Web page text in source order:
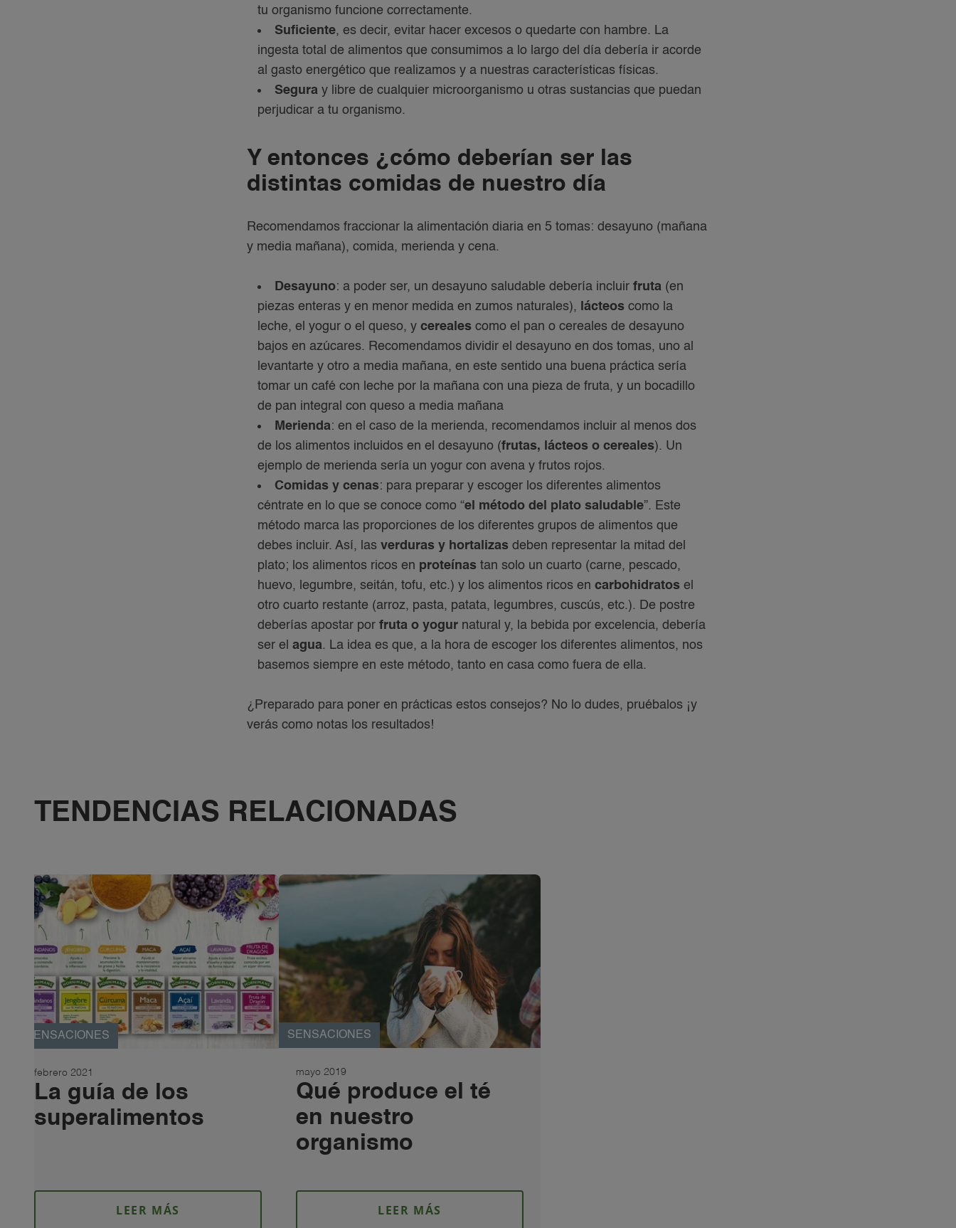
tu organismo funcione correctamente.
Suficiente, es decir, evitar hacer excesos o quedarte con hambre. La
ingesta total de alimentos que consumimos a lo largo del día debería ir acorde
al gasto energético que realizamos y a nuestras características físicas.
Segura y libre de cualquier microorganismo u otras sustancias que puedan
perjudicar a tu organismo.
Y entonces ¿cómo deberían ser las
distintas comidas de nuestro día
Recomendamos fraccionar la alimentación diaria en 5 tomas: desayuno (mañana
y media mañana), comida, merienda y cena.
Desayuno: a poder ser, un desayuno saludable debería incluir fruta (en
piezas enteras y en menor medida en zumos naturales),
lácteos como la
leche, el yogur o el queso, y cereales como el pan o cereales de desayuno
bajos en azúcares. Recomendamos dividir el desayuno en dos tomas, uno al
levantarte y otro a media mañana, en este sentido una buena práctica sería
tomar un café con leche por la mañana con una pieza de fruta, y un bocadillo
de pan integral con queso a media mañana
Merienda: en el caso de la merienda, recomendamos incluir al menos dos
de los alimentos incluidos en el desayuno (frutas, lácteos o cereales). Un
ejemplo de merienda sería un yogur con avena y frutos rojos.
Comidas y cenas: para preparar y escoger los diferentes alimentos
céntrate en lo que se conoce como “el método del plato saludable”. Este
método marca las proporciones de los diferentes grupos de alimentos que
debes incluir. Así, las verduras y hortalizas deben representar la mitad del
plato; los alimentos ricos en proteínas tan solo un cuarto (carne, pescado,
huevo, legumbre, seitán, tofu, etc.) y los alimentos ricos en carbohidratos el
otro cuarto restante (arroz, pasta, patata, legumbres, cuscús, etc.). De postre
deberías apostar por fruta o yogur natural y, la bebida por excelencia, debería
ser el agua. La idea es que, a la hora de escoger los diferentes alimentos, nos
basemos siempre en este método, tanto en casa como fuera de ella.
¿Preparado para poner en prácticas estos consejos? No lo dudes, pruébalos ¡y
verás como notas los resultados!
TENDENCIAS RELACIONADAS
SENSACIONES
febrero 2021
La guía de los
superalimentos
LEER MÁS
SENSACIONES
mayo 2019
Qué produce el té
en nuestro
organismo
LEER MÁS